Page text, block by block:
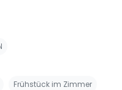
Frühstück im Zimmer